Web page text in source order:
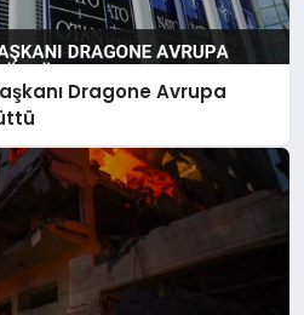
Dragone Avrupa